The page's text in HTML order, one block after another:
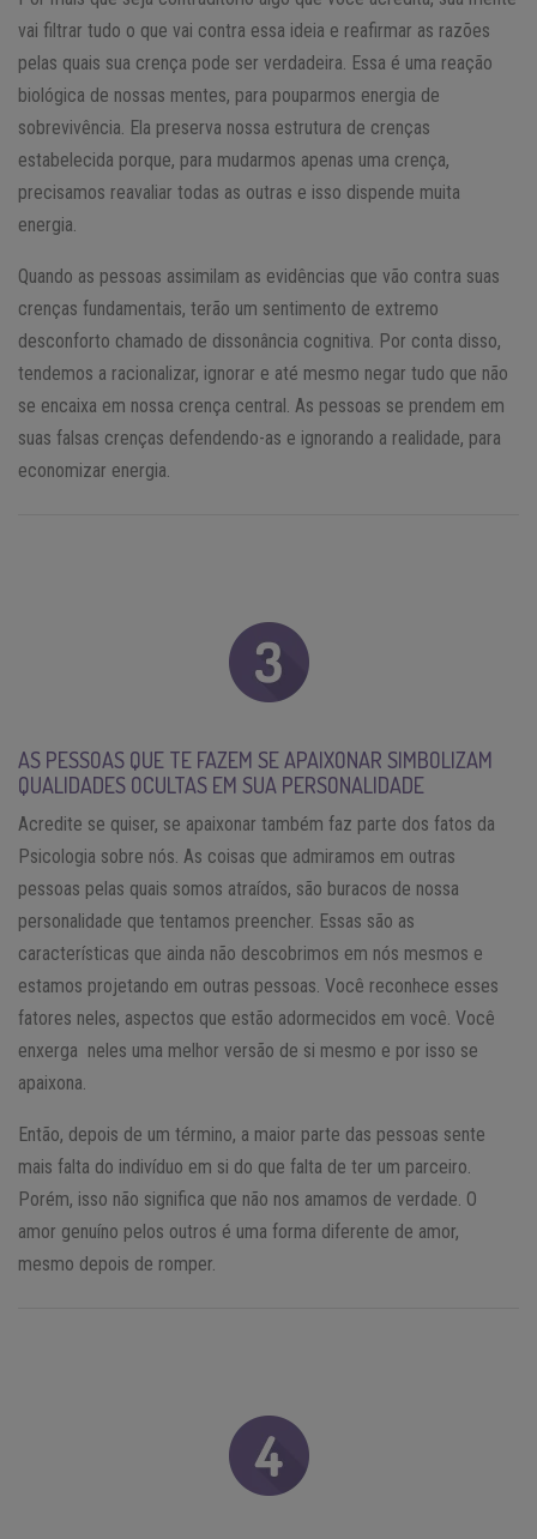
vai filtrar tudo o que vai contra essa ideia e reafirmar as razões
pelas quais sua crença pode ser verdadeira. Essa é uma reação
biológica de nossas mentes, para pouparmos energia de
sobrevivência. Ela preserva nossa estrutura de crenças
estabelecida porque, para mudarmos apenas uma crença,
precisamos reavaliar todas as outras e isso dispende muita
energia.
Quando as pessoas assimilam as evidências que vão contra suas
crenças fundamentais, terão um sentimento de extremo
desconforto chamado de dissonância cognitiva. Por conta disso,
tendemos a racionalizar, ignorar e até mesmo negar tudo que não
se encaixa em nossa crença central. As pessoas se prendem em
suas falsas crenças defendendo-as e ignorando a realidade, para
economizar energia.
AS PESSOAS QUE TE FAZEM SE APAIXONAR SIMBOLIZAM
QUALIDADES OCULTAS EM SUA PERSONALIDADE
Acredite se quiser, se apaixonar também faz parte dos fatos da
Psicologia sobre nós. As coisas que admiramos em outras
pessoas pelas quais somos atraídos, são buracos de nossa
personalidade que tentamos preencher. Essas são as
características que ainda não descobrimos em nós mesmos e
estamos projetando em outras pessoas. Você reconhece esses
fatores neles, aspectos que estão adormecidos em você. Você
enxerga neles uma melhor versão de si mesmo e por isso se
apaixona.
Então, depois de um término, a maior parte das pessoas sente
mais falta do indivíduo em si do que falta de ter um parceiro.
Porém, isso não significa que não nos amamos de verdade. O
amor genuíno pelos outros é uma forma diferente de amor,
mesmo depois de romper.